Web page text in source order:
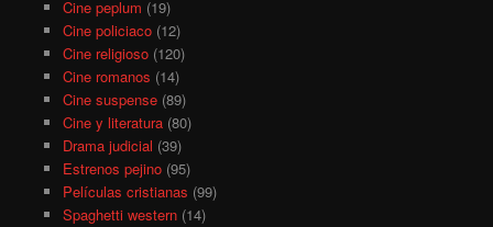
Cine peplum (19)
Cine policiaco(12)
Cine religioso(120)
Cine romanos (14)
Cine suspense(89)
Cine y literatura(80)
Drama judicial (39)
Estrenos pejino(95)
Películas cristianas (99)
Spaghetti western(14)